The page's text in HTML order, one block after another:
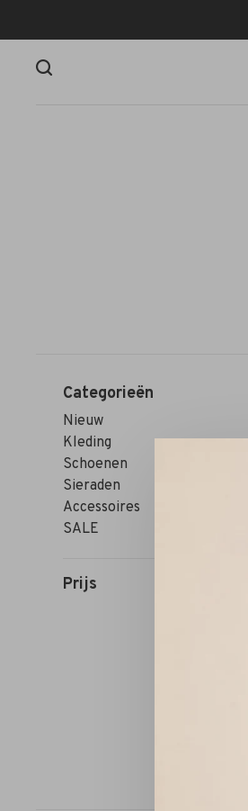
Categorieën
Nieuw
Kleding
Schoenen
Sieraden
Accessoires
SALE
Prijs